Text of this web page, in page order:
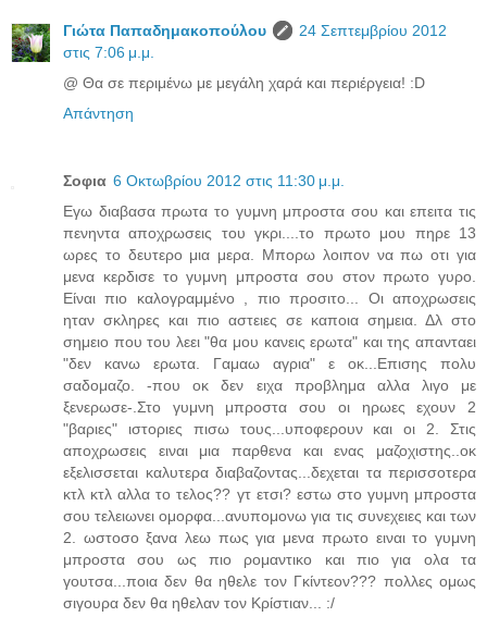
Γιώτα Παπαδημακοπούλου
24 Σεπτεμβρίου 2012
στις 7:06 μ.μ.
@ Θα σε περιμένω με μεγάλη χαρά και περιέργεια! :D
Απάντηση
Σοφια 6 Οκτωβρίου 2012 στις 11:30 μ.μ.
Εγω διαβασα πρωτα το γυμνη μπροστα σου και επειτα τις
πενηντα αποχρωσεις του γκρι....το πρωτο μου πηρε 13
ωρες το δευτερο μια μερα. Μπορω λοιπον να πω οτι για
μενα κερδισε το γυμνη μπροστα σου στον πρωτο γυρο.
Είναι πιο καλογραμμένο , πιο προσιτο... Οι αποχρωσεις
ηταν σκληρες και πιο αστειες σε καποια σημεια. Δλ στο
σημειο που του λεει "θα μου κανεις ερωτα" και της απανταει
"δεν κανω ερωτα. Γαμαω αγρια" ε οκ...Επισης πολυ
σαδομαζο. -που οκ δεν ειχα προβλημα αλλα λιγο με
ξενερωσε-.Στο γυμνη μπροστα σου οι ηρωες εχουν 2
"βαριες" ιστοριες πισω τους...υποφερουν και οι 2. Στις
αποχρωσεις ειναι μια παρθενα και ενας μαζοχιστης..οκ
εξελισσεται καλυτερα διαβαζοντας...δεχεται τα περισσοτερα
κτλ κτλ αλλα το τελος?? γτ ετσι? εστω στο γυμνη μπροστα
σου τελειωνει ομορφα...ανυπομονω για τις συνεχειες και των
2. ωστοσο ξανα λεω πως για μενα πρωτο ειναι το γυμνη
μπροστα σου ως πιο ρομαντικο και πιο για ολα τα
γουτσα...ποια δεν θα ηθελε τον Γκίντεον??? πολλες ομως
σιγουρα δεν θα ηθελαν τον Κρίστιαν... :/